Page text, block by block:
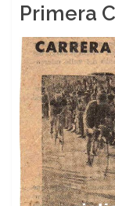
Primera